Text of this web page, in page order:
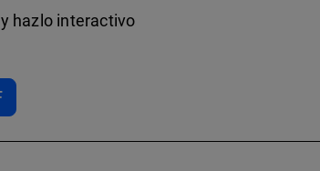
hazlo interactivo